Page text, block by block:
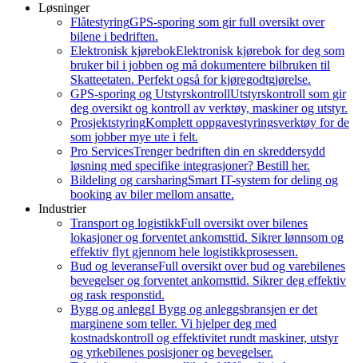
Løsninger
FlåtestyringGPS-sporing som gir full oversikt over
bilene i bedriften.
Elektronisk kjørebokElektronisk kjørebok for deg som
bruker bil i jobben og må dokumentere bilbruken til
Skatteetaten. Perfekt også for kjøregodtgjørelse.
GPS-sporing og UtstyrskontrollUtstyrskontroll som gir
deg oversikt og kontroll av verktøy, maskiner og utstyr.
ProsjektstyringKomplett oppgavestyringsverktøy for de
som jobber mye ute i felt.
Pro ServicesTrenger bedriften din en skreddersydd
løsning med specifike integrasjoner? Bestill her.
Bildeling og carsharingSmart IT-system for deling og
booking av biler mellom ansatte.
Industrier
Transport og logistikkFull oversikt over bilenes
lokasjoner og forventet ankomsttid. Sikrer lønnsom og
effektiv flyt gjennom hele logistikkprosessen.
Bud og leveranseFull oversikt over bud og varebilenes
bevegelser og forventet ankomsttid. Sikrer deg effektiv
og rask responstid.
Bygg og anleggI Bygg og anleggsbransjen er det
marginene som teller. Vi hjelper deg med
kostnadskontroll og effektivitet rundt maskiner, utstyr
og yrkebilenes posisjoner og bevegelser.